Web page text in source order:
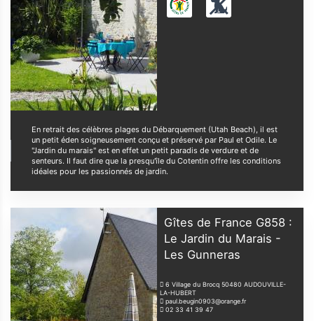
En retrait des célèbres plages du Débarquement (Utah Beach), il est
un petit éden soigneusement conçu et préservé par Paul et Odile. Le
"Jardin du marais" est en effet un petit paradis de verdure et de
senteurs. Il faut dire que la presqu'île du Cotentin offre les conditions
idéales pour les passionnés de jardin.
Gîtes de France G858 :
Le Jardin du Marais -
Les Gunneras
6 Village du Brocq 50480 AUDOUVILLE-
LA-HUBERT
paul.beugin0903@orange.fr
02 33 41 39 47